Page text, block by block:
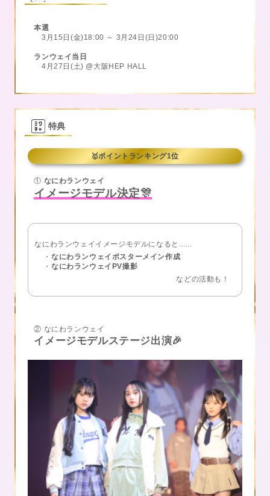
本選
3月15日(金)18:00 ～ 3月24日(日)20:00
ランウェイ当日
4月27日(土) @大阪HEP HALL
特典
🥇ポイントランキング1位
① なにわランウェイ
イメージモデル決定🎊
なにわランウェイイメージモデルになると......
・ なにわランウェイポスターメイン作成
・ なにわランウェイPV撮影
などの活動も！
② なにわランウェイ
イメージモデルステージ出演🎉